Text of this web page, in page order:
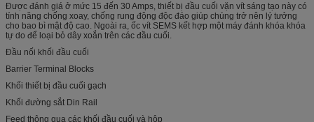
Được đánh giá ở mức 15 đến 30 Amps, thiết bị đầu cuối vặn vít sáng tạo này có
tính năng chống xoay, chống rung động độc đáo giúp chúng trở nên lý tưởng
cho bao bì mật độ cao. Ngoài ra, ốc vít SEMS kết hợp một máy đánh khóa khóa
tự do để loại bỏ dây xoắn trên các đầu cuối.
Đầu nối khối đầu cuối
Barrier Terminal Blocks
Khối thiết bị đầu cuối gạch
Khối đường sắt Din Rail
Feed thông qua các khối đầu cuối và hộp